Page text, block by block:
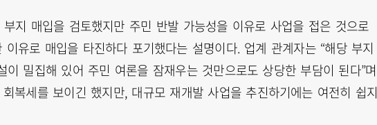
지 매입을 검토했지만 주민 반발 가능성을 이유로 사업을 접은 것으로
유로 매입을 타진하다 포기했다는 설명이다. 업계 관계자는 “해당 부지
밀집해 있어 주민 여론을 잠재우는 것만으로도 상당한 부담이 된다”며
복세를 보이긴 했지만, 대규모 재개발 사업을 추진하기에는 여전히 쉽지